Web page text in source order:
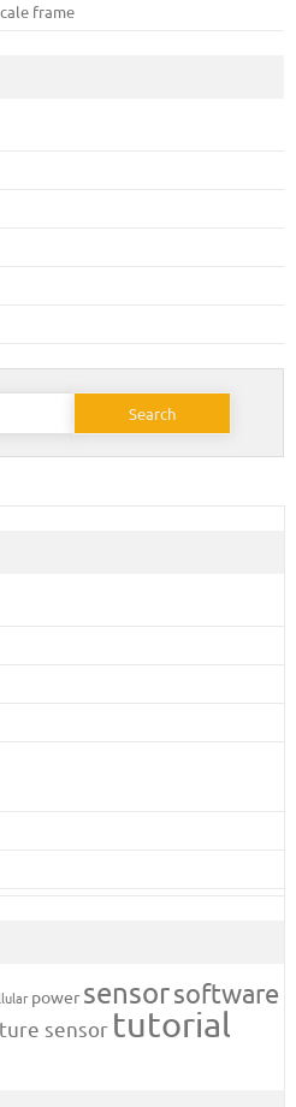
frame
power sensorsoftware
sensor tutorial